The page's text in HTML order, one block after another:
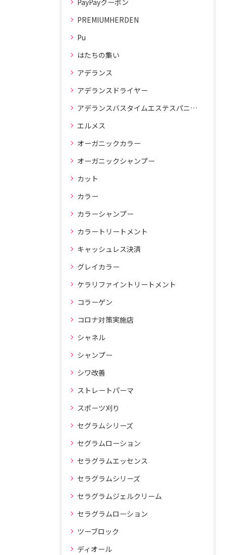
PREMIUMHERDEN
Pu
はたちの集い
アデランス
アデランスドライヤー
アデランスバスタイムエステスパニスト
エルメス
オーガニックカラー
オーガニックシャンプー
カット
カラー
カラーシャンプー
カラートリートメント
キャッシュレス決済
グレイカラー
ケラリファイントリートメント
コラーゲン
コロナ対策実施店
シャネル
シャンプー
シワ改善
ストレートパーマ
スポーツ刈り
セグラムシリーズ
セグラムローション
セラグラムエッセンス
セラグラムシリーズ
セラグラムジェルクリーム
セラグラムローション
ツーブロック
ディオール